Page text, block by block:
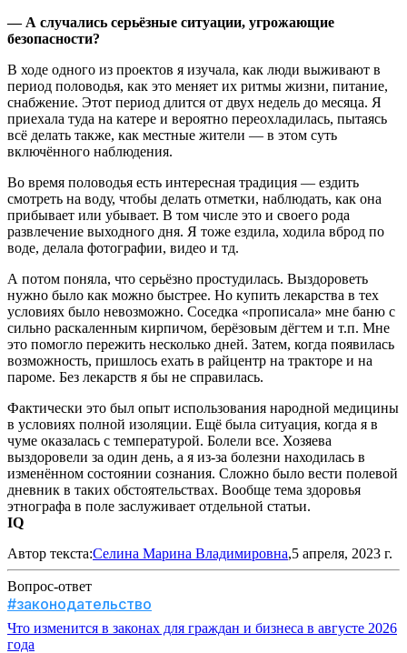
— А случались серьёзные ситуации, угрожающие
безопасности?
В ходе одного из проектов я изучала, как люди выживают в
период половодья, как это меняет их ритмы жизни, питание,
снабжение. Этот период длится от двух недель до месяца. Я
приехала туда на катере и вероятно переохладилась, пытаясь
всё делать также, как местные жители — в этом суть
включённого наблюдения.
Во время половодья есть интересная традиция — ездить
смотреть на воду, чтобы делать отметки, наблюдать, как она
прибывает или убывает. В том числе это и своего рода
развлечение выходного дня. Я тоже ездила, ходила вброд по
воде, делала фотографии, видео и тд.
А потом поняла, что серьёзно простудилась. Выздороветь
нужно было как можно быстрее. Но купить лекарства в тех
условиях было невозможно. Соседка «прописала» мне баню с
сильно раскаленным кирпичом, берёзовым дёгтем и т.п. Мне
это помогло пережить несколько дней. Затем, когда появилась
возможность, пришлось ехать в райцентр на тракторе и на
пароме. Без лекарств я бы не справилась.
Фактически это был опыт использования народной медицины
в условиях полной изоляции. Ещё была ситуация, когда я в
чуме оказалась с температурой. Болели все. Хозяева
выздоровели за один день, а я из-за болезни находилась в
изменённом состоянии сознания. Сложно было вести полевой
дневник в таких обстоятельствах. Вообще тема здоровья
этнографа в поле заслуживает отдельной статьи.
IQ
Автор текста:Селина Марина Владимировна,5 апреля, 2023 г.
Вопрос-ответ
#законодательство
Что изменится в законах для граждан и бизнеса в августе 2026
года